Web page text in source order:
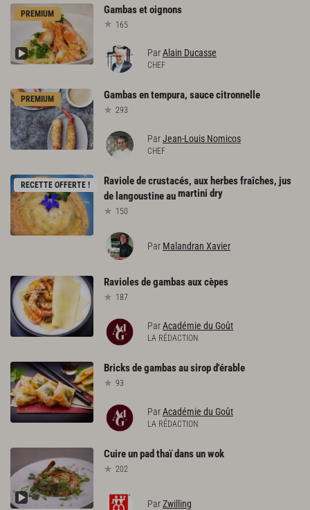
PREMIUM Gambasetoignons
165
ParAlain Ducasse
CHEF
PREMIUM Gambasentempura, saucecitronnelle
293
ParJean-Louis Nomicos
CHEF
RECETTE OFFERTE !
Raviole de crustacés, aux herbes fraîches, jus
de langoustine aumartini dry
150
Par Malandran Xavier
Raviolesdegambasauxcèpes
187
ParAcadémie du Goût
LA RÉDACTION
Bricksdegambasausiropd'érable
93
ParAcadémie du Goût
LA RÉDACTION
Cuireunpad thaïdansunwok
202
ParZwilling